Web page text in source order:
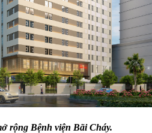
rộng Bệnh viện Bãi Cháy.